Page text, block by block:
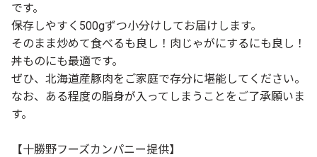
です。
保存しやすく500gずつ小分けしてお届けします。
そのまま炒めて食べるも良し！肉じゃがにするにも良し！
丼ものにも最適です。
ぜひ、北海道産豚肉をご家庭で存分に堪能してください。
なお、ある程度の脂身が入ってしまうことをご了承願いま
す。
【十勝野フーズカンパニー提供】